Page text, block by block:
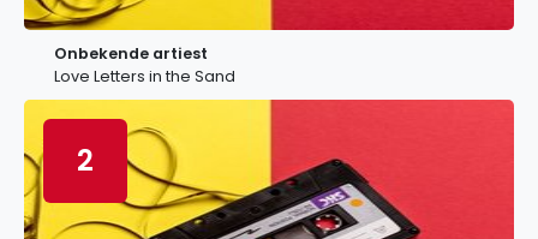
Onbekende artiest
Love Letters in the Sand
2